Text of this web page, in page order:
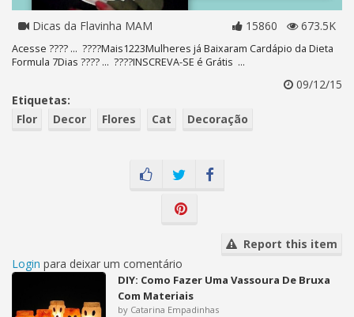
Dicas da Flavinha MAM 15860 673.5K
Acesse ???? ... ????Mais1223Mulheres já Baixaram Cardápio da Dieta
Formula 7Dias ???? ... ????INSCREVA-SE é Grátis ...
09/12/15
Etiquetas:
Flor
Decor Flores Cat Decoração
Report this item
Login para deixar um comentário
DIY: Como Fazer Uma Vassoura De Bruxa
Com Materiais
by Catarina Empadinhas